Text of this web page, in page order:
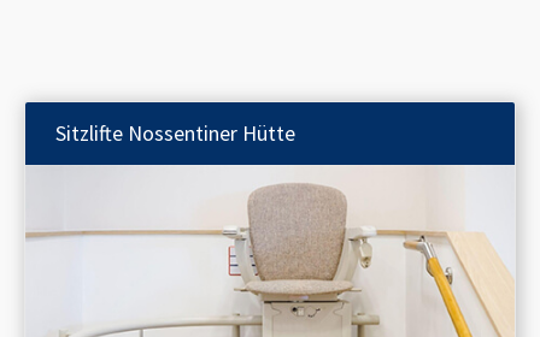
Sitzlifte Nossentiner Hütte